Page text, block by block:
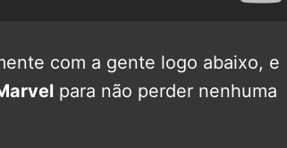
com a gente logo abaixo, e
para não perder nenhuma